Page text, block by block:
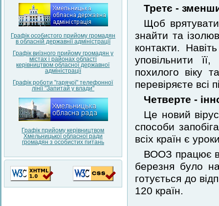
Графік особистого прийому громадян
в обласній державнії адміністрації
Графік виїзного прийому громадян у
містах і районах області
керівництвом обласної державної
адміністрації
Графік роботи "гарячої" телефонної
лінії "Запитай у влади"
Графік прийому керівництвом
Хмельницької обласної ради
громадян з особистих питань
Третє -
Щоб
знайти та
контакти.
уповільнити
похилого віку
перевіряєте всі
Четверте -
Це новий
способи
всіх країн є
ВООЗ працює
березня було
готується до
120 країн.